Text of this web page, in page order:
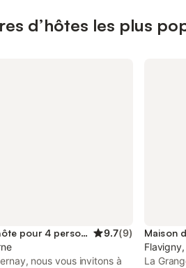
d’hôtes les plus
Chambre d’hôte pour 4 personnes 9.7(9)
nous vous invitons à
Maison
La